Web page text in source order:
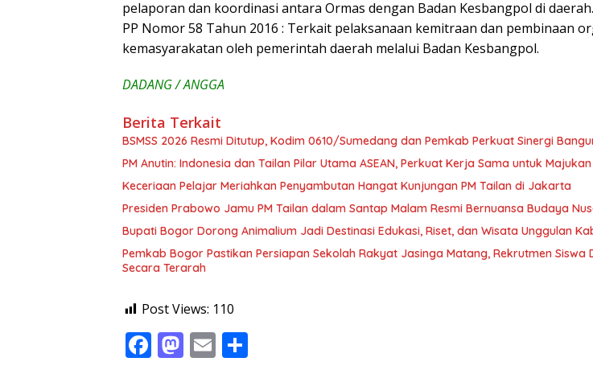
pelaporan dan koordinasi antara Ormas dengan Badan Kesbangpol di daerah.
PP Nomor 58 Tahun 2016 : Terkait pelaksanaan kemitraan dan pembinaan
kemasyarakatan oleh pemerintah daerah melalui Badan Kesbangpol.
DADANG / ANGGA
Berita Terkait
BSMSS 2026 Resmi Ditutup, Kodim 0610/Sumedang dan Pemkab Perkuat Sinergi
PM Anutin: Indonesia dan Tailan Pilar Utama ASEAN, Perkuat Kerja Sama untuk
Keceriaan Pelajar Meriahkan Penyambutan Hangat Kunjungan PM Tailan di Jakarta
Presiden Prabowo Jamu PM Tailan dalam Santap Malam Resmi Bernuansa Budaya
Bupati Bogor Dorong Animalium Jadi Destinasi Edukasi, Riset, dan Wisata Unggulan
Pemkab Bogor Pastikan Persiapan Sekolah Rakyat Jasinga Matang, Rekrutmen Siswa
Secara Terarah
Post Views: 110
F M E